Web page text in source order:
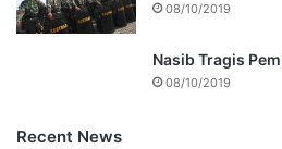
08/10/2019
Nasib Tragis
08/10/2019
Recent News